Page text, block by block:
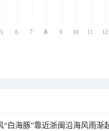
5 6 7 8 9 10 11 12
“白海豚”靠近浙闽沿海风雨渐